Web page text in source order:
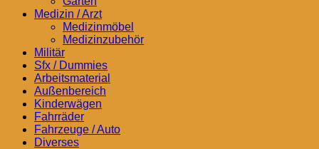
Medizin / Arzt
Medizinmöbel
Medizinzubehör
Militär
Sfx / Dummies
Arbeitsmaterial
Außenbereich
Kinderwägen
Fahrräder
Fahrzeuge / Auto
Diverses